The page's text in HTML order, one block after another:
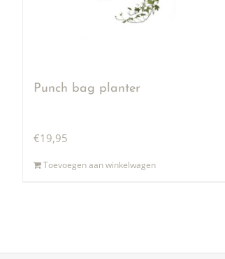
Punch bag planter
€19,95
Toevoegen aan winkelwagen